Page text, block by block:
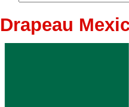
Drapeau